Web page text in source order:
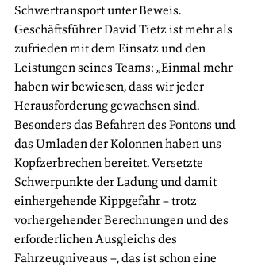
Schwertransport unter Beweis.
Geschäftsführer David Tietz ist mehr als
zufrieden mit dem Einsatz und den
Leistungen seines Teams: „Einmal mehr
haben wir bewiesen, dass wir jeder
Herausforderung gewachsen sind.
Besonders das Befahren des Pontons und
das Umladen der Kolonnen haben uns
Kopfzerbrechen bereitet. Versetzte
Schwerpunkte der Ladung und damit
einhergehende Kippgefahr – trotz
vorhergehender Berechnungen und des
erforderlichen Ausgleichs des
Fahrzeugniveaus –, das ist schon eine